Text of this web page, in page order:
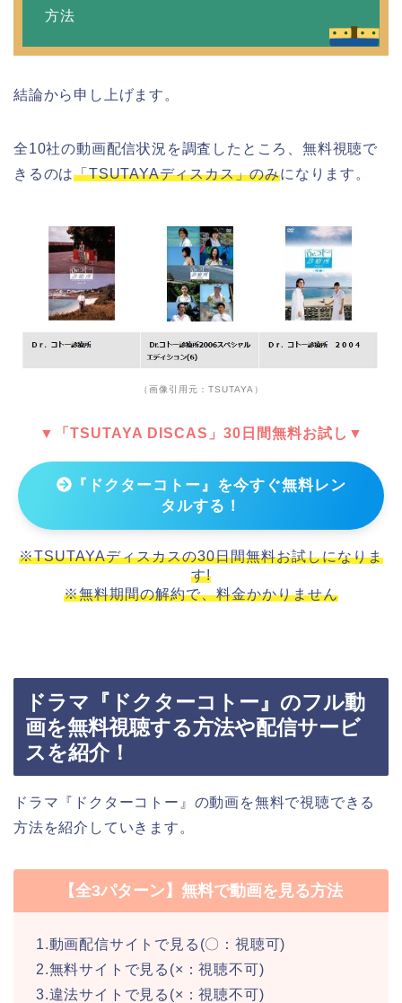
方法
結論から申し上げます。
全10社の動画配信状況を調査したところ、無料視聴で
きるのは「TSUTAYAディスカス」のみになります。
（画像引用元：TSUTAYA）
▼「TSUTAYA DISCAS」30日間無料お試し▼
『ドクターコトー』を今すぐ無料レン
タルする！
※TSUTAYAディスカスの30日間無料お試しになりま
す!
※無料期間の解約で、料金かかりません
ドラマ『ドクターコトー』のフル動
画を無料視聴する方法や配信サービ
スを紹介！
ドラマ『ドクターコトー』の動画を無料で視聴できる
方法を紹介していきます。
【全3パターン】無料で動画を見る方法
1.動画配信サイトで見る(〇：視聴可)
2.無料サイトで見る(×：視聴不可)
3.違法サイトで見る(×：視聴不可)